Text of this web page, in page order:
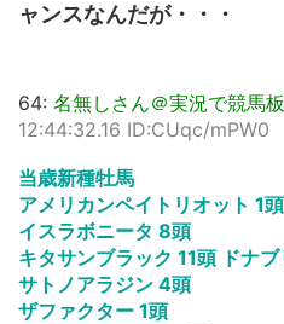
ャンスなんだが・・・
64: 名無しさん＠実況で競馬
12:44:32.16 ID:CUqc/mPW0
当歳新種牡馬
アメリカンペイトリオット 1頭
イスラボニータ 8頭
キタサンブラック 11頭 ドナ
サトノアラジン 4頭
ザファクター 1頭